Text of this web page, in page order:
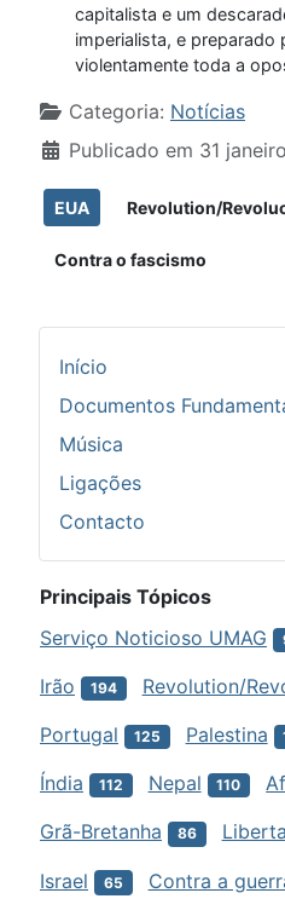
capitalista e um
imperialista, e preparado
violentamente toda a
Detalhes
Categoria: Notícias
Publicado em 31
EUA Revolution/
Contra o fascismo
Início
Documentos
Música
Ligações
Contacto
Principais Tópicos
Serviço Noticioso UMAG
Irão 194 Revolution/
Portugal 125 Palestina
Índia 112 Nepal 110
Grã-Bretanha 86
Israel 65 Contra a